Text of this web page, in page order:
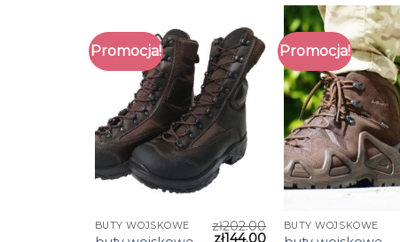
Promocja!
BUTY WOJSKOWE zł202.00
zł144.00
Promocja!
BUTY WOJSKOWE